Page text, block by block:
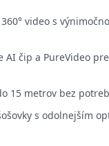
video s
AI čip a PureVideo
15 metrov bez
s odolnejším